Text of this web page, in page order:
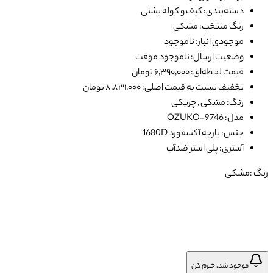
دسته‌بندی: کیف و کوله پشتی
رنگ منتخب: مشکی
موجودی انبار: ناموجود
وضعیت ارسال: ناموجود موقت
قیمت لحظه‌ای: ۶٬۳۹۰٬۰۰۰ تومان
تخفیف نسبت به قیمت اصلی: ۸٬۸۳۱٬۰۰۰ تومان
رنگ: مشکی , چریکی
مدل: OZUKO-9746
جنس: پارچه آکسفورد 1680D
آستری: پلی استر ضدآب
رنگ :مشکی
موجود شد، خبرم کن